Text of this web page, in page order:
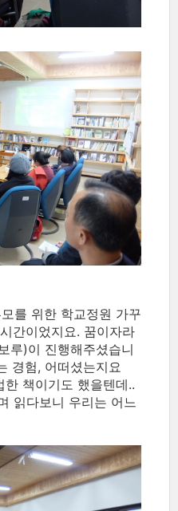
를 위한 학교정원 가꾸
간이었지요. 꿈이자라
루)이 진행해주셨습니
경험, 어떠셨는지요
책이기도 했을텐데..
읽다보니 우리는 어느